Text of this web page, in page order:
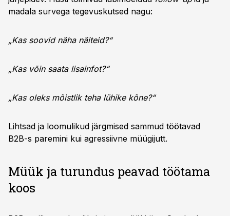
madala survega tegevuskutsed nagu:
„Kas soovid näha näiteid?“
„Kas võin saata lisainfot?“
„Kas oleks mõistlik teha lühike kõne?“
Lihtsad ja loomulikud järgmised sammud töötavad
B2B-s paremini kui agressiivne müügijutt.
Müük ja turundus peavad töötama
koos